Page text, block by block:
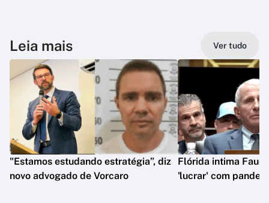
Leia mais Ver tudo
"Estamos estudando estratégia”, diz
novo advogado de Vorcaro
Flórida intima
'lucrar' com